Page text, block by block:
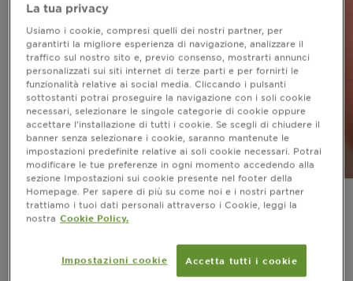
Come prevenire le
scottature solari: cosa
fare
La tua privacy
Usiamo i cookie, compresi quelli dei nostri partner, per
garantirti la migliore esperienza di navigazione, analizzare il
traffico sul nostro sito e, previo consenso, mostrarti annunci
personalizzati sui siti internet di terze parti e per fornirti le
funzionalità relative ai social media. Cliccando i pulsanti
sottostanti potrai proseguire la navigazione con i soli cookie
necessari, selezionare le singole categorie di cookie oppure
accettare l’installazione di tutti i cookie. Se scegli di chiudere il
banner senza selezionare i cookie, saranno mantenute le
impostazioni predefinite relative ai soli cookie necessari. Potrai
modificare le tue preferenze in ogni momento accedendo alla
sezione Impostazioni sui cookie presente nel footer della
Homepage. Per sapere di più su come noi e i nostri partner
trattiamo i tuoi dati personali attraverso i Cookie, leggi la
nostra Cookie Policy.
Impostazioni cookie Accetta tutti i cookie